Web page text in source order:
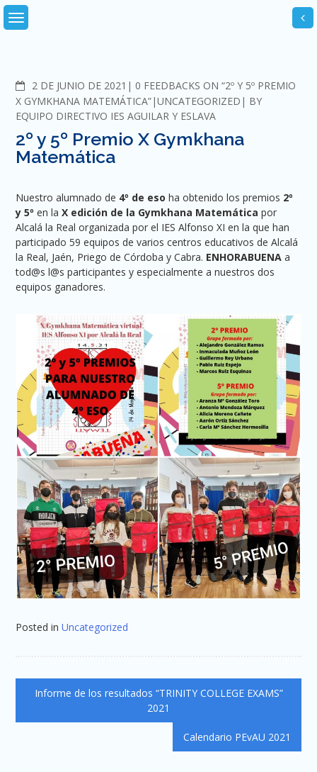
Skip
to
2 DE JUNIO DE 2021 COMMENTS
0 FEEDBACKS ON “2º Y 5º PREMIO
X GYMKHANA MATEMÁTICA” UNCATEGORIZED
BY
EQUIPO DIRECTIVO IES AGUILAR Y ESLAVA
2º y 5º Premio X Gymkhana
Matemática
Nuestro alumnado de 4º de esoha obtenido los premios 2º
y 5º en laX edición de la Gymkhana Matemática por
Alcalá la Real organizada por el IES Alfonso XI en la que han
participado 59 equipos de varios centros educativos de Alcalá
la Real, Jaén, Priego de Córdoba y Cabra. ENHORABUENAa
tod@s l@s participantes y especialmente a nuestros dos
equipos ganadores.
Posted inUncategorized
Navegación
Informe de los resultados “TRINITY COLLEGE EXAMS”
2021
Calendario PEvAU 2021